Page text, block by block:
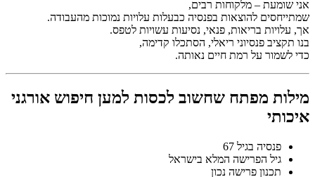
אני שומעת – מלקוחות רבים,
שמתייחסים להוצאות בפנסיה כבעלות עלויות נמוכות מהעבודה.
אך, עלויות בריאות, פנאי, נסיעות עשויות לטפס.
בנו תקציב פנסיוני ריאלי, הסתכלו קדימה,
כדי לשמור על רמת חיים נאותה.
מילות מפתח שחשוב לכסות למען חיפוש אורגני
איכותי
פנסיה בגיל 67
גיל הפרישה המלא בישראל
תכנון פרישה נכון